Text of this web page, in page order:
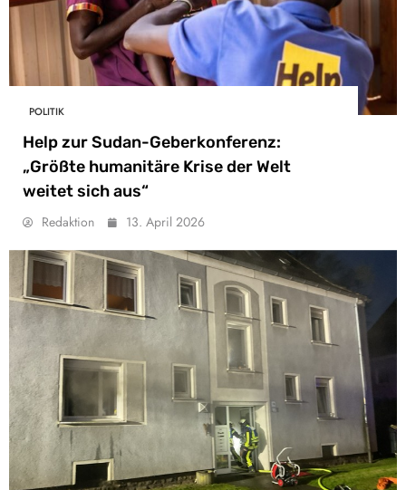
POLITIK
Help zur Sudan-Geberkonferenz:
„Größte humanitäre Krise der Welt
weitet sich aus“
Redaktion 13. April 2026